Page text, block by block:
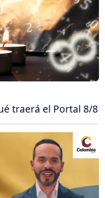
traerá el Portal 8/8